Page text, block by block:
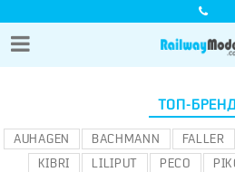
ТОП-
AUHAGEN BACHMANN FALLER
KIBRI
LILIPUT PECO